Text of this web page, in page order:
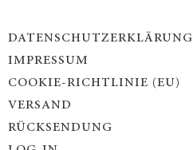
DATENSCHUTZERKLÄRUNG
IMPRESSUM
COOKIE-RICHTLINIE (EU)
VERSAND
RÜCKSENDUNG